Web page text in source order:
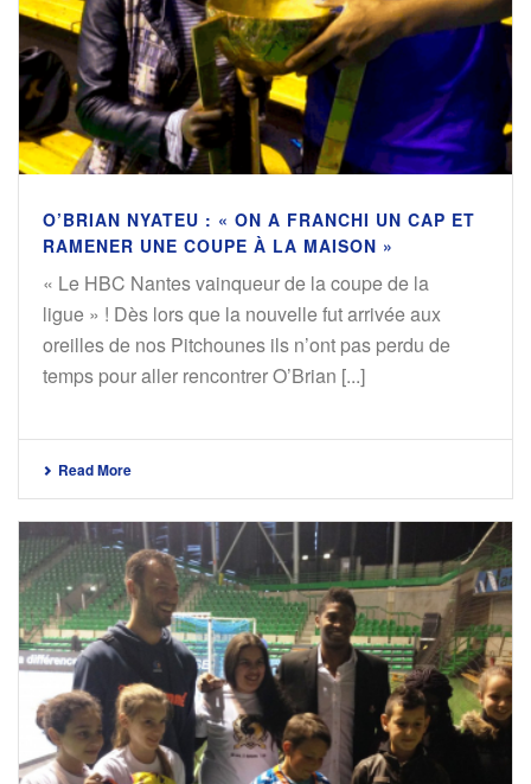
O’BRIAN NYATEU : « ON A FRANCHI UN CAP ET
RAMENER UNE COUPE À LA MAISON »
« Le HBC Nantes vainqueur de la coupe de la
ligue » ! Dès lors que la nouvelle fut arrivée aux
oreilles de nos Pitchounes ils n’ont pas perdu de
temps pour aller rencontrer O’Brian [...]
Read More